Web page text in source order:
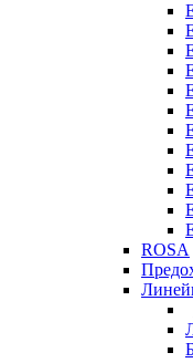
ROSA